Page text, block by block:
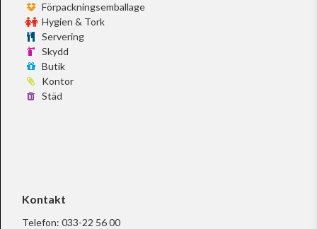
Förpackningsemballage
Hygien & Tork
Servering
Skydd
Butik
Kontor
Städ
Kontakt
Telefon: 033-22 56 00